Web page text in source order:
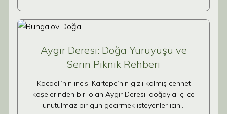
Aygır Deresi: Doğa Yürüyüşü ve
Serin Piknik Rehberi
Kocaeli’nin incisi Kartepe’nin gizli kalmış cennet
köşelerinden biri olan Aygır Deresi, doğayla iç içe
unutulmaz bir gün geçirmek isteyenler için…